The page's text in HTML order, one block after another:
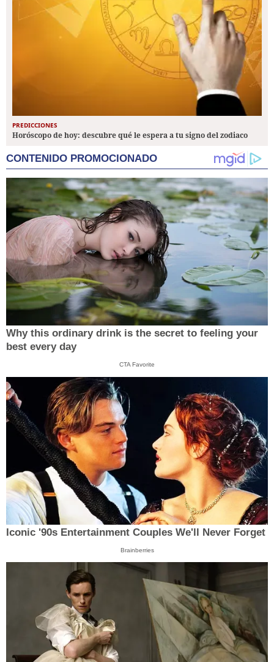
PREDICCIONES
Horóscopo de hoy: descubre qué le espera a tu signo del zodiaco
CONTENIDO PROMOCIONADO
Why this ordinary drink is the secret to feeling your
best every day
CTA Favorite
Iconic '90s Entertainment Couples We'll Never Forget
Brainberries